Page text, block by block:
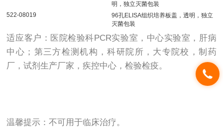
明，独立灭菌包装
522-08019
96孔ELISA组织培养板盖，透明，独立
灭菌包装
适应客户：医院检验科PCR实验室，中心实验室，肝病
中心；第三方检测机构，科研院所，大专院校，制药
厂，试剂生产厂家，疾控中心，检验检疫。
温馨提示：不可用于临床治疗。